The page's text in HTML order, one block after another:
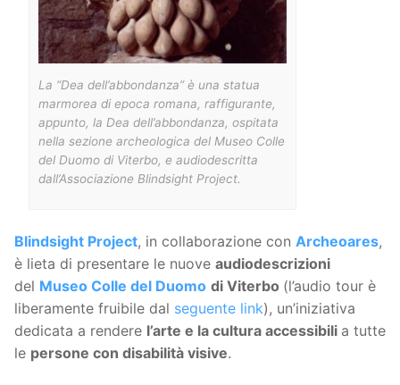
La “Dea dell’abbondanza” è una statua
marmorea di epoca romana, raffigurante,
appunto, la Dea dell’abbondanza, ospitata
nella sezione archeologica del Museo Colle
del Duomo di Viterbo, e audiodescritta
dall’Associazione Blindsight Project.
Blindsight Project, in collaborazione con Archeoares,
è lieta di presentare le nuove audiodescrizioni
del Museo Colle del Duomo di Viterbo (l’audio tour è
liberamente fruibile dal seguente link), un’iniziativa
dedicata a rendere l’arte e la cultura accessibili a tutte
le persone con disabilità visive.